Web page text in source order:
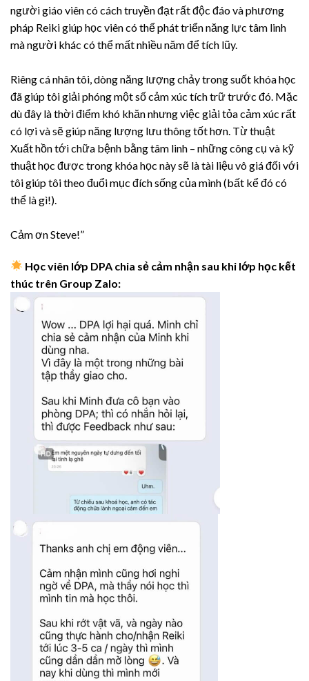
người giáo viên có cách truyền đạt rất độc đáo và phương
pháp Reiki giúp học viên có thể phát triển năng lực tâm linh
mà người khác có thể mất nhiều năm để tích lũy.
Riêng cá nhân tôi, dòng năng lượng chảy trong suốt khóa học
đã giúp tôi giải phóng một số cảm xúc tích trữ trước đó. Mặc
dù đây là thời điểm khó khăn nhưng việc giải tỏa cảm xúc rất
có lợi và sẽ giúp năng lượng lưu thông tốt hơn. Từ thuật
Xuất hồn tới chữa bệnh bằng tâm linh – những công cụ và kỹ
thuật học được trong khóa học này sẽ là tài liệu vô giá đối với
tôi giúp tôi theo đuổi mục đích sống của mình (bất kể đó có
thể là gì!).
Cảm ơn Steve!”
Học viên lớp DPA chia sẻ cảm nhận sau khi lớp học kết
thúc trên Group Zalo: